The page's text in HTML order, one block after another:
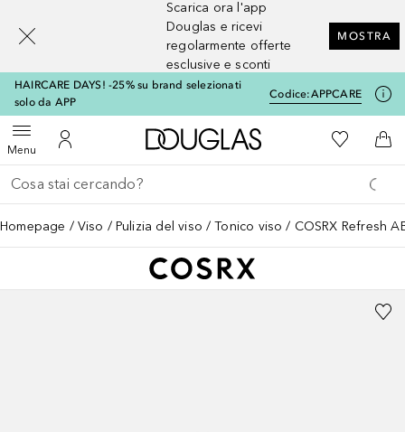
Scarica ora l'app
Douglas e ricevi
regolarmente offerte
esclusive e sconti
MOSTRA
HAIRCARE DAYS! -25% su brand selezionati
solo da APP
Codice:APPCARE
MenuApri menuAl Mio Account
A Douglas HomeAlla Mia
Al
Torna indietro
Esegui ricerca
Homepage Viso Pulizia del viso Tonico viso COSRX Refresh
[navigation.slideout.screenreader]